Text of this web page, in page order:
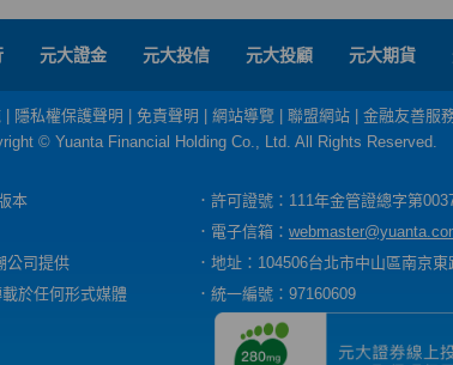
元大證金 元大投信 元大投顧 元大期貨
隱私權保護聲明 免責聲明 網站導覽 聯盟網站
金融友善服
© Yuanta Financial Holding Co., Ltd. All Rights Reserved.
本
．許可證號：111年金管證總字第
．電子信箱：
公司提供
．地址：104506台北市中山區南京
於任何形式媒體
．統一編號：97160609